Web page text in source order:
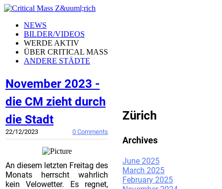
NEWS
BILDER/VIDEOS
WERDE AKTIV
ÜBER CRITICAL MASS
ANDERE STÄDTE
November 2023 -
die CM zieht durch
die Stadt
22/12/2023 0 Comments
An diesem letzten Freitag des
Monats herrscht wahrlich
kein Velowetter. Es regnet,
Zürich
Archives
June 2025
March 2025
February 2025